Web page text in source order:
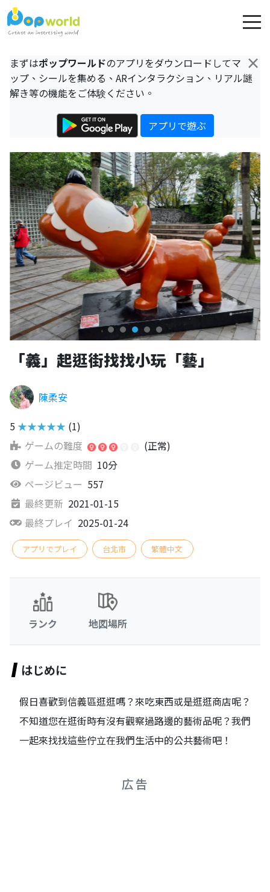
×
まずはポップワールドのアプリをダウンロードしてマ
ップ、シールを集める、ARインタラクション、リアル謎
解き等の機能をご体験ください。
アプリで遊ぶ
「義」起逛街找找小玩「藝」
陳柔安
5 ★★★★★ (1)
ゲームの難度
(正常)
ゲーム推定時間 10分
ページビュー 557
最終更新 2021-01-15
最終プレイ 2025-01-24
アプリでプレイ 台北市 繁體中文
ランク 地図場所
はじめに
假日喜歡到信義區逛逛嗎？來吃東西或是逛逛商店呢？
不知道您在逛街時有沒有觀察過路邊的藝術品呢？我們
一起來找找這些佇立在我們生活中的公共藝術吧！
広告